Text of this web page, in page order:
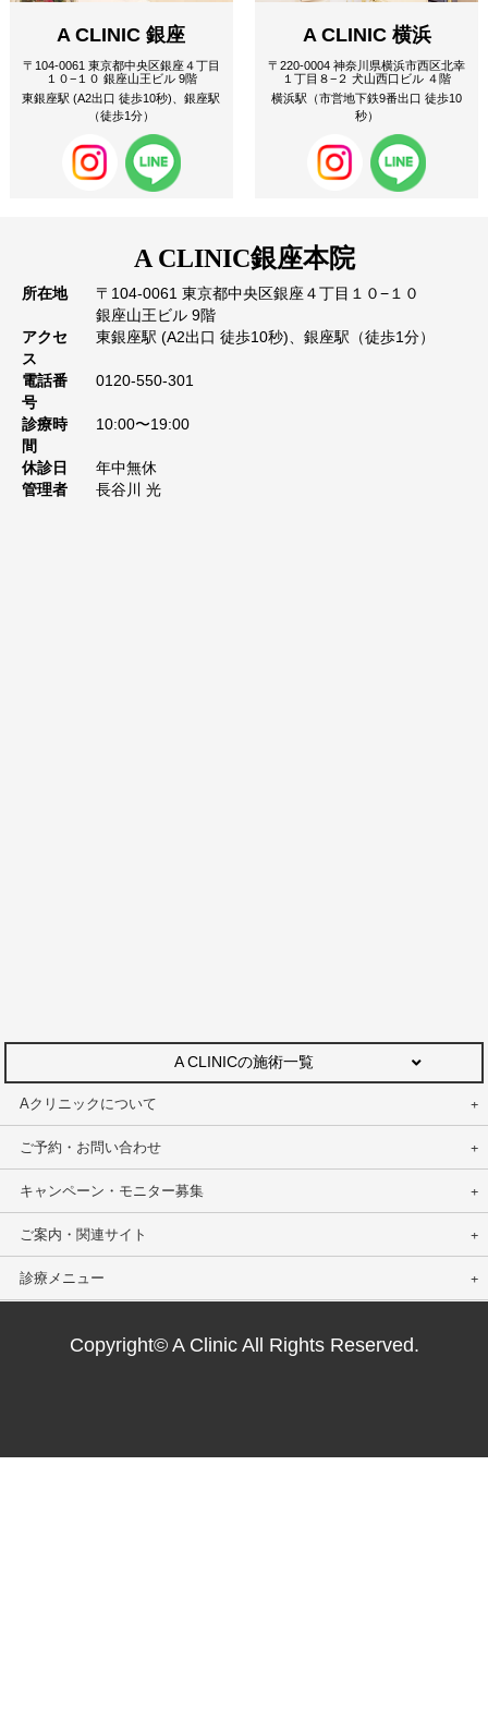
A CLINIC 銀座
〒104-0061 東京都中央区銀座４丁目
１０−１０ 銀座山王ビル 9階
東銀座駅 (A2出口 徒歩10秒)、銀座駅
（徒歩1分）
A CLINIC 横浜
〒220-0004 神奈川県横浜市西区北幸
１丁目８−２ 犬山西口ビル ４階
横浜駅（市営地下鉄9番出口 徒歩10
秒）
A CLINIC銀座本院
所在地
〒104-0061 東京都中央区銀座４丁目１０−１０
銀座山王ビル 9階
アクセ
ス
東銀座駅 (A2出口 徒歩10秒)、銀座駅（徒歩1分）
電話番
号
0120-550-301
診療時
間
10:00〜19:00
休診日
年中無休
管理者
長谷川 光
A CLINICの施術一覧
Aクリニックについて
ご予約・お問い合わせ
キャンペーン・モニター募集
ご案内・関連サイト
診療メニュー
Copyright© A Clinic All Rights Reserved.